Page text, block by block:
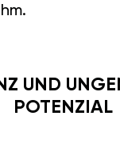
UND
POTENZIAL